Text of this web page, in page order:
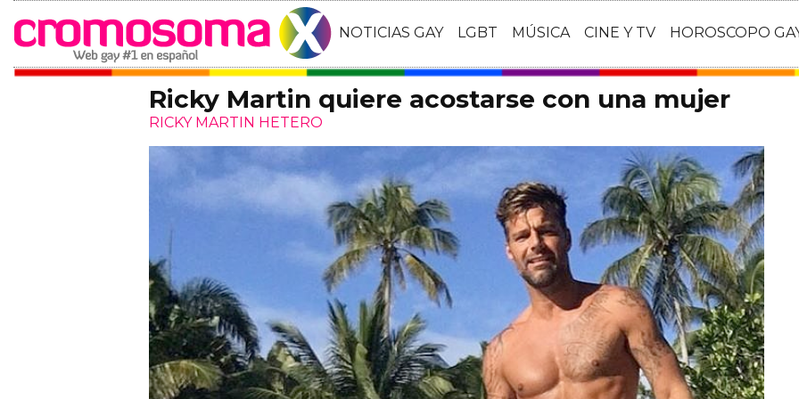
NOTICIAS GAY LGBT MÚSICA CINE Y TV HOROSCOPO
Ricky Martin quiere acostarse con una mujer
RICKY MARTIN HETERO